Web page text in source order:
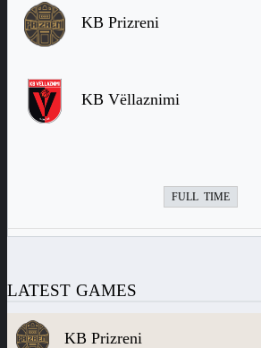
KB Prizreni
KB Vëllaznimi
FULL TIME
LATEST GAMES
KB Prizreni